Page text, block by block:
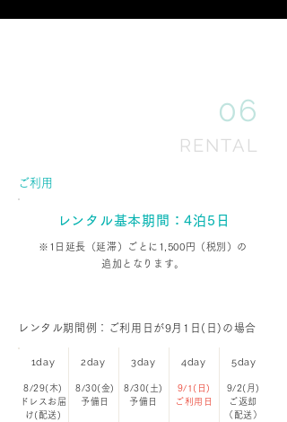
ご利用
06
RENTAL
レンタル基本期間：4泊5日
※1日延長（延滞）ごとに1,500円（税別）の
追加となります。
レンタル期間例：ご利用日が9月1日(日)の場合
8/29(木)
ドレスお届
け (配送)
1day 2day 3day 4day
8/30(金)
予備日
8/30(土)
予備日
9/1(日)
ご利用日
5day
9/2(月)
ご返却
（配送）